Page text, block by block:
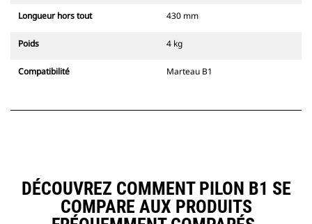
Longueur hors tout 430 mm
Poids 4 kg
Compatibilité Marteau B1
DÉCOUVREZ COMMENT PILON B1 SE
COMPARE AUX PRODUITS